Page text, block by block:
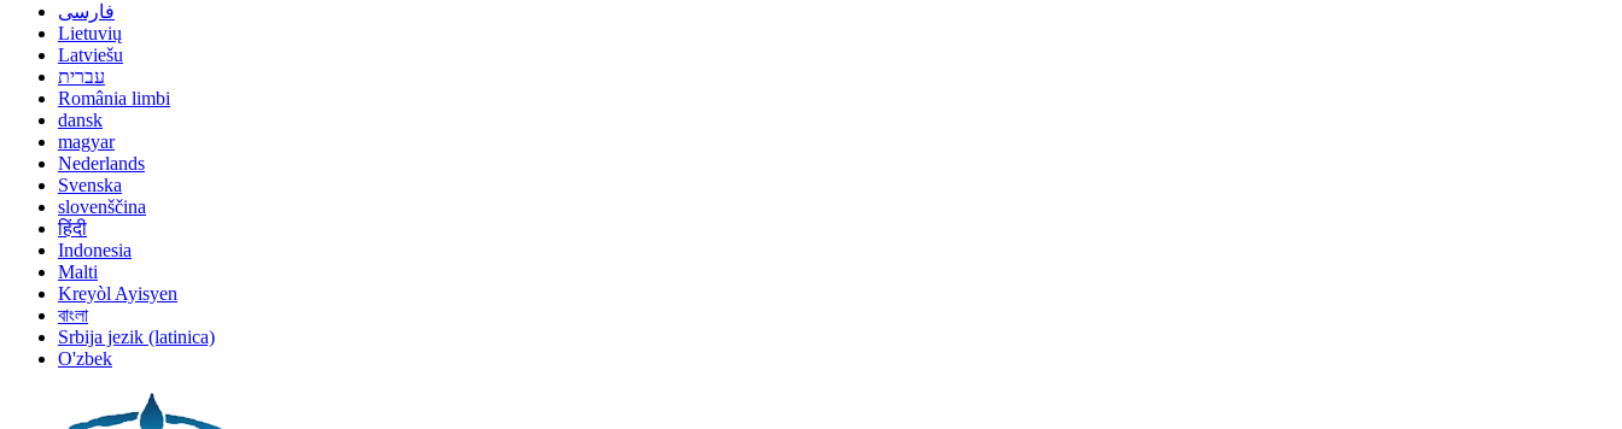
فارسی
Lietuvių
Latviešu
עברית
România limbi
dansk
magyar
Nederlands
Svenska
slovenščina
हिंदी
Indonesia
Malti
Kreyòl Ayisyen
বাংলা
Srbija jezik (latinica)
O'zbek